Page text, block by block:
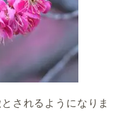
されるようになりま